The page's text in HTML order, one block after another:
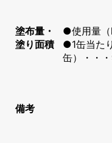
塗布量・
塗り面積
●使用量（
●1缶当た
缶）・・
備考